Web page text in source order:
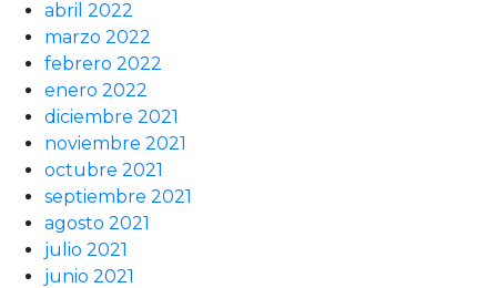
abril 2022
marzo 2022
febrero 2022
enero 2022
diciembre 2021
noviembre 2021
octubre 2021
septiembre 2021
agosto 2021
julio 2021
junio 2021